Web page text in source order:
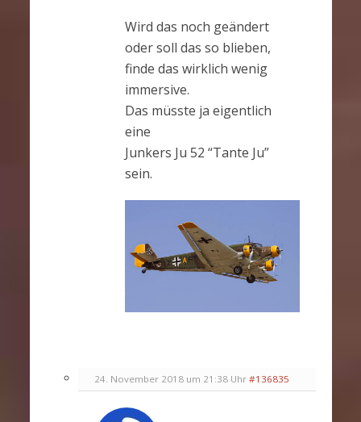
Wird das noch geändert
oder soll das so blieben,
finde das wirklich wenig
immersive.
Das müsste ja eigentlich
eine
Junkers Ju 52 “Tante Ju”
sein.
24. November 2018 um 21:38 Uhr #136835